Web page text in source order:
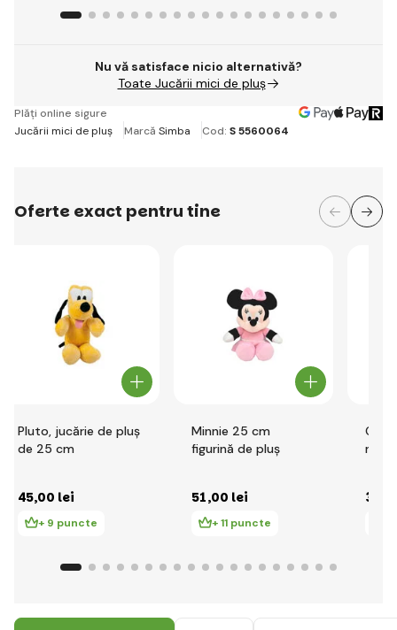
Nu vă satisface nicio alternativă?
Toate Jucării mici de pluș
Plăți online sigure
Jucării mici de pluș
Marcă Simba Cod: S 5560064
Oferte exact pentru tine
Pluto, jucărie de pluș
de 25 cm
45,00 lei
+ 9 puncte
Minnie 25 cm
figurină de pluș
51,00 lei
+ 11 puncte
Oaie
mică
36